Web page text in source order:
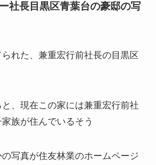
社長目黒区青葉台の豪邸の写
れた、 兼重宏行前社長の目黒区
、現在この家には兼重宏行前社
族が住んでいるそう
の写真が住友林業のホームページ